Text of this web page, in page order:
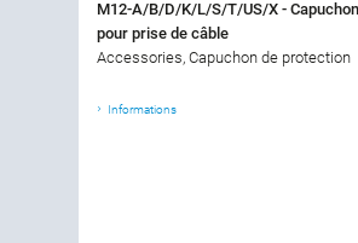
M12-A/B/D/K/L/S/T/US/X -
pour prise de câble
Accessories, Capuchon de protection
Informations